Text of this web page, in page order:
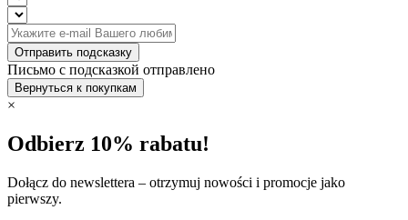
Отправить подсказку
Письмо с подсказкой отправлено
Вернуться к покупкам
×
Odbierz 10% rabatu!
Dołącz do newslettera – otrzymuj nowości i promocje jako
pierwszy.